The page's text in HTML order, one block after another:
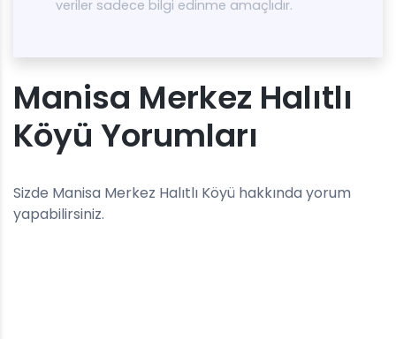
veriler sadece bilgi edinme amaçlıdır.
Manisa Merkez Halıtlı
Köyü Yorumları
Sizde Manisa Merkez Halıtlı Köyü hakkında yorum
yapabilirsiniz.